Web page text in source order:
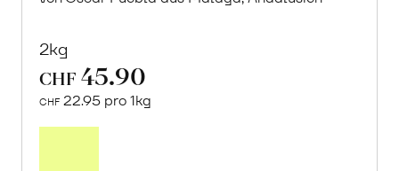
2kg
CHF 45.90
CHF 22.95 pro 1kg